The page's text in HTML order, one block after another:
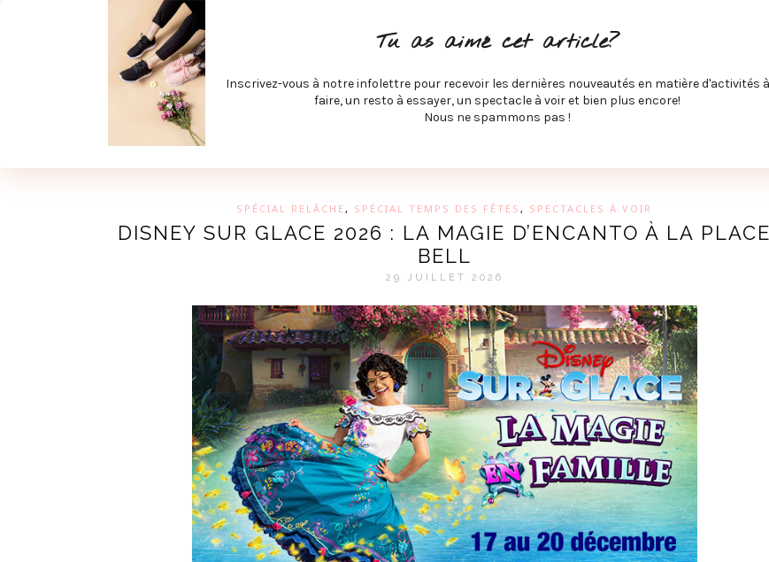
SPÉCIAL RENTRÉE
LECTURE ET FILMS PRODUITS À DÉCOUVRIR
JOINDRE MEVE ET CIE | COLLABORATIONS & MÉDIAS MEVE ET CIE
SPÉCIAL RELÂCHE, SPÉCIAL TEMPS DES FÊTES , SPECTACLES À VOIR
DISNEY SUR GLACE 2026 : LA MAGIE D’ENCANTO À LA PLACE
BELL
29 JUILLET 2026
Tu as aimé cet article?
Inscrivez-vous à notre infolettre pour recevoir les dernières nouveautés en matière d'activités à
faire, un resto à essayer, un spectacle à voir et bien plus encore!
Nous ne spammons pas !